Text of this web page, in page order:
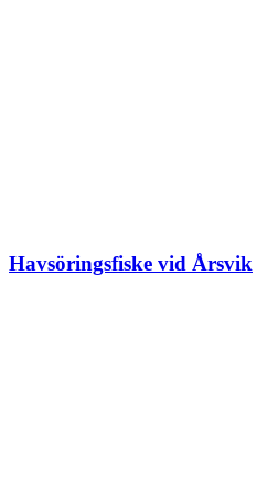
Havsöringsfiske vid Årsvik